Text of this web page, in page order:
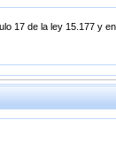
17 de la ley 15.177 y